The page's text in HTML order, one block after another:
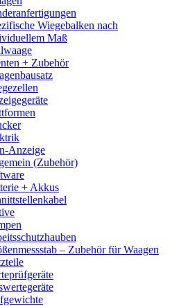
Wiegebalken nach
Maß
+ Zubehör
Anzeige
(Zubehör)
+ Akkus
– Zubehör für Waagen